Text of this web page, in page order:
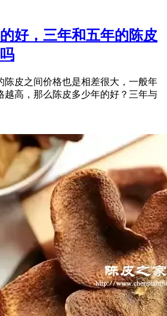
好，三年和五年的陈皮
陈皮之间价格也是相差很大，一般年
越高，那么陈皮多少年的好？三年与